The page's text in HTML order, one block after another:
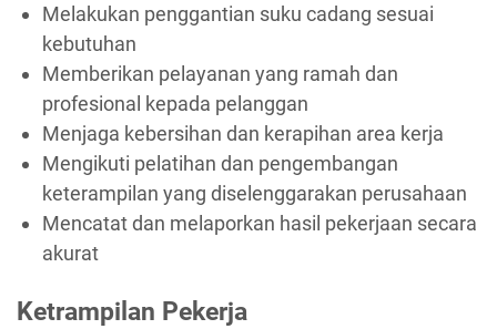
Melakukan penggantian suku cadang sesuai
kebutuhan
Memberikan pelayanan yang ramah dan
profesional kepada pelanggan
Menjaga kebersihan dan kerapihan area kerja
Mengikuti pelatihan dan pengembangan
keterampilan yang diselenggarakan perusahaan
Mencatat dan melaporkan hasil pekerjaan secara
akurat
Ketrampilan Pekerja